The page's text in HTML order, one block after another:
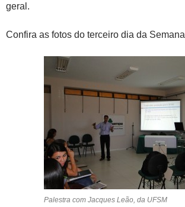
geral.
Confira as fotos do terceiro dia da
Palestra com Jacques Leão, da UFSM